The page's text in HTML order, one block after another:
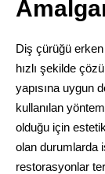
Diş çürüğü
hızlı şekilde
yapısına uygun
kullanılan yöntem
olduğu için
olan durumlarda
restorasyonlar